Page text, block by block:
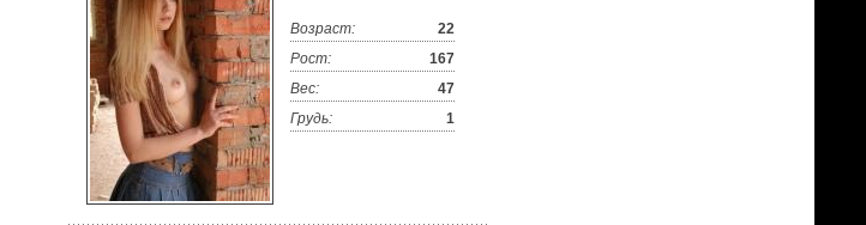
Возраст:
22
Рост:
167
Вес:
47
Грудь:
1